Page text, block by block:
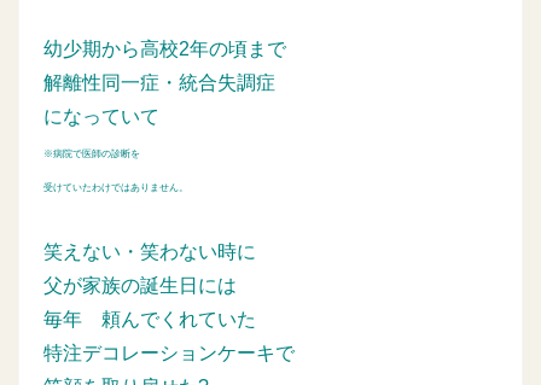
幼少期から高校2年の頃まで
解離性同一症・統合失調症
になっていて
※病院で医師の診断を
受けていたわけではありません。
笑えない・笑わない時に
父が家族の誕生日には
毎年 頼んでくれていた
特注デコレーションケーキで